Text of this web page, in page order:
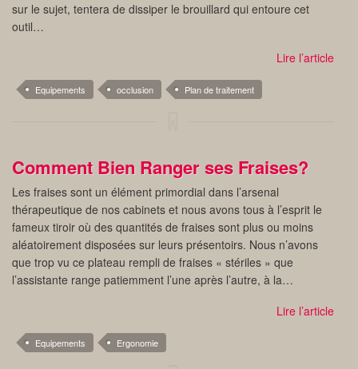
sur le sujet, tentera de dissiper le brouillard qui entoure cet
outil…
Lire l’article
Equipements occlusion Plan de traitement
Comment Bien Ranger ses Fraises?
Les fraises sont un élément primordial dans l’arsenal
thérapeutique de nos cabinets et nous avons tous à l’esprit le
fameux tiroir où des quantités de fraises sont plus ou moins
aléatoirement disposées sur leurs présentoirs. Nous n’avons
que trop vu ce plateau rempli de fraises « stériles » que
l’assistante range patiemment l’une après l’autre, à la…
Lire l’article
Equipements Ergonomie